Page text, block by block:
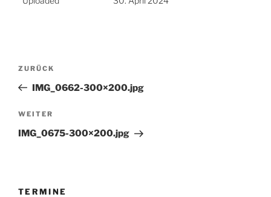
Beitragsnavigation
Vorheriger
Beitrag
ZURÜCK
IMG_0662-300×200.jpg
Nächster
Beitrag
WEITER
IMG_0675-300×200.jpg
TERMINE